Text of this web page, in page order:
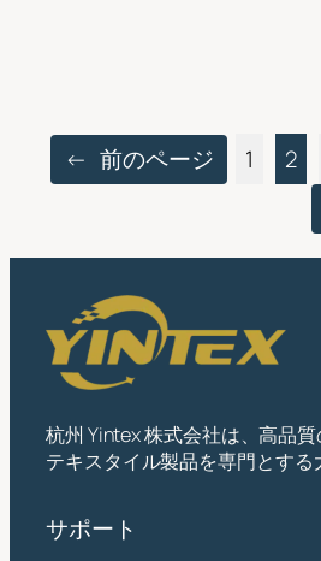
← 前のページ 1 2
杭州 Yintex 株式会社は、高品
テキスタイル製品を専門とする
サポート